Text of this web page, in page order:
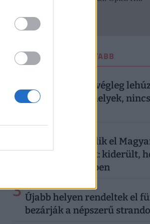
UTAZÁS LEGOLVASOTTABB
Kész, ennyi volt: végleg
ezek a balatoni helyek,
Tömegével kerülik el
külföldi turisták: kiderült,
sokkal szívesebben
3 1 hete
Újabb helyen rendeltek el
bezárják a népszerű